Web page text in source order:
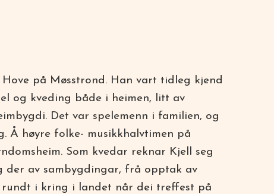
på Møsstrond. Han vart tidleg kjend
og kveding både i heimen, litt av
Det var spelemenn i familien, og
Å høyre folke- musikkhalvtimen på
Som kvedar reknar Kjell seg
av sambygdingar, frå opptak av
rundt i kring i landet når dei treffest på